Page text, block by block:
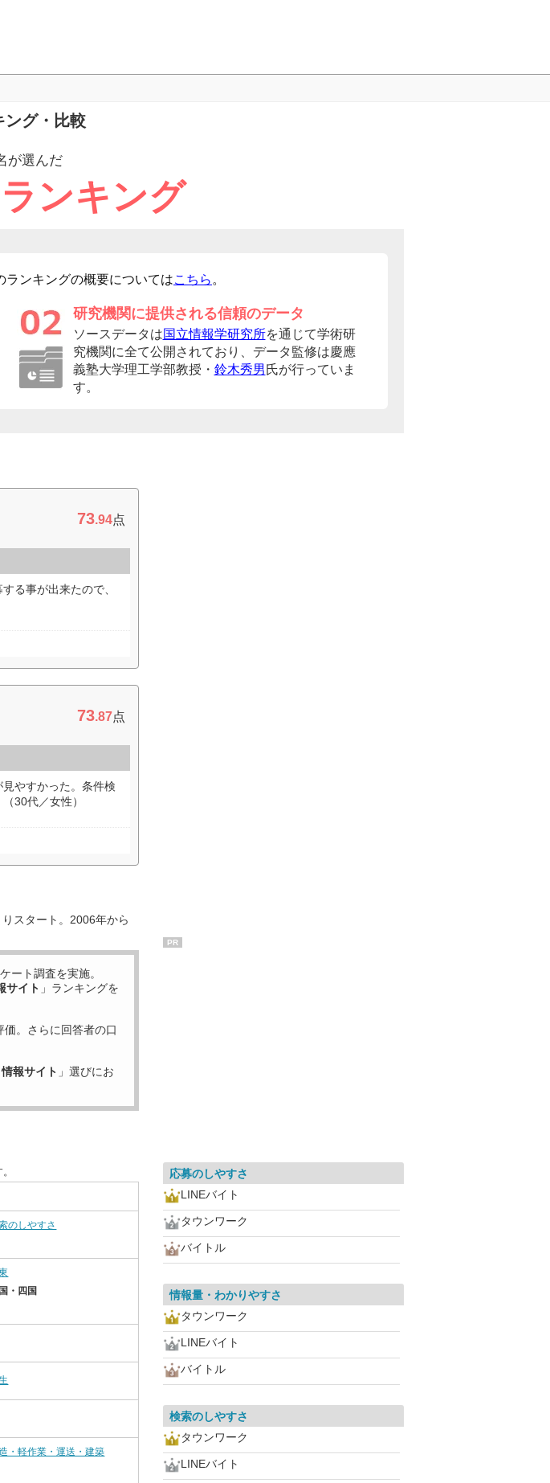
ング・比較
が選んだ
ンキング
ランキングの概要についてはこちら 。
研究機関に提供される信頼のデータ
ソースデータは国立情報学研究所を通じて学術研
究機関に全て公開されており、データ監修は慶應
義塾大学理工学部教授・ 鈴木秀男 氏が行っていま
す。
73.94点
る事が出来たので、
73.87点
やすかった。条件検
30代／女性）
スタート。2006年から
ート調査を実施。
サイト 」ランキングを
価。さらに回答者の口
報サイト 」選びにお
のしやすさ
・四国
・軽作業・運送・建築
PR
応募のしやすさ
LINEバイト
タウンワーク
バイトル
情報量・わかりやすさ
タウンワーク
LINEバイト
バイトル
検索のしやすさ
タウンワーク
LINEバイト